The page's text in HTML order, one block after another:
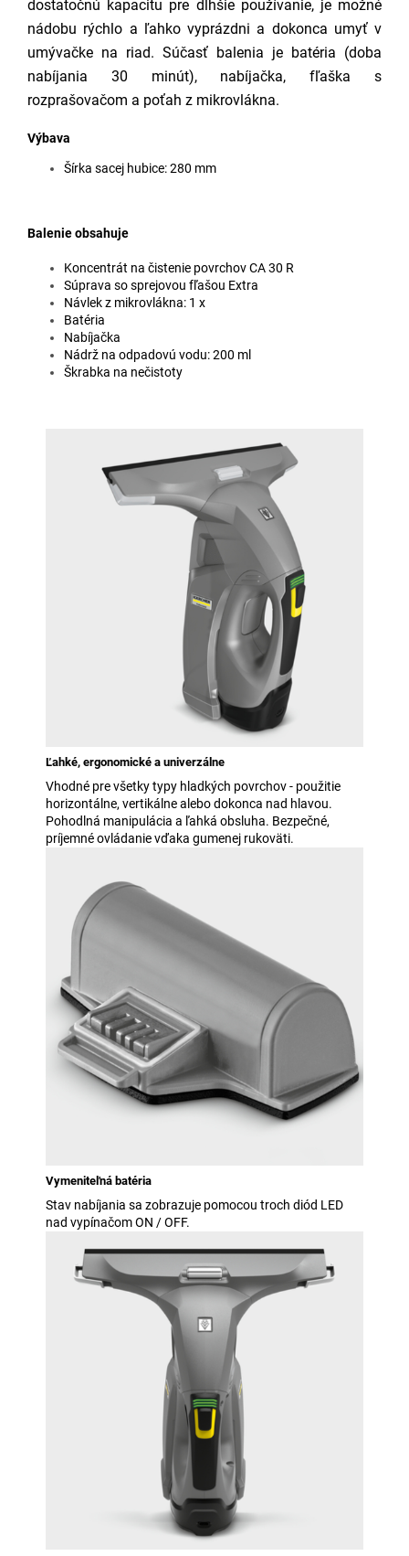
dostatočnú kapacitu pre dlhšie používanie, je možné
nádobu rýchlo a ľahko vyprázdni a dokonca umyť v
umývačke na riad. Súčasť balenia je batéria (doba
nabíjania 30 minút), nabíjačka, fľaška s
rozprašovačom a poťah z mikrovlákna.
Výbava
Šírka sacej hubice: 280 mm
Balenie obsahuje
Koncentrát na čistenie povrchov CA 30 R
Súprava so sprejovou fľašou Extra
Návlek z mikrovlákna: 1 x
Batéria
Nabíjačka
Nádrž na odpadovú vodu: 200 ml
Škrabka na nečistoty
Ľahké, ergonomické a univerzálne
Vhodné pre všetky typy hladkých povrchov - použitie
horizontálne, vertikálne alebo dokonca nad hlavou.
Pohodlná manipulácia a ľahká obsluha. Bezpečné,
príjemné ovládanie vďaka gumenej rukoväti.
Vymeniteľná batéria
Stav nabíjania sa zobrazuje pomocou troch diód LED
nad vypínačom ON / OFF.